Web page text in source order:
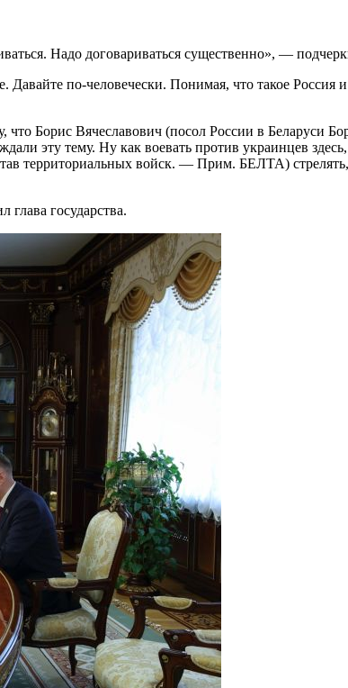
Надо договариваться существенно», —
Давайте по-человечески. Понимая, что такое
что Борис Вячеславович (посол России в
эту тему. Ну как воевать против украинцев
территориальных войск. — Прим. БЕЛТА) стрелять,
государства.